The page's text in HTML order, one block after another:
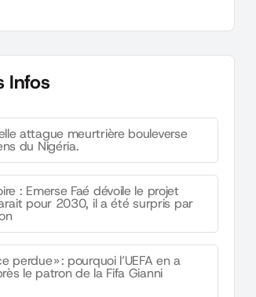
Infos
attague meurtrière bouleverse
du Nigéria.
: Emerse Faé dévoile le projet
pour 2030, il a été surpris par
perdue » : pourquoi l’UEFA en a
le patron de la Fifa Gianni